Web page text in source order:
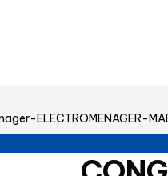
ELECTROMENAGER-